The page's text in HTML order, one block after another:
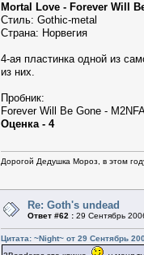
Mortal Love - Forever Will
Стиль: Gothic-metal
Страна: Норвегия
4-ая пластинка одной из
из них.
Пробник:
Forever Will Be Gone -
Оценка - 4
Дорогой Дедушка Мороз, в этом
Re: Goth's undead
Ответ #62 : 29 Сентябрь
Цитата: ~Night~ от 29 Сентябрь